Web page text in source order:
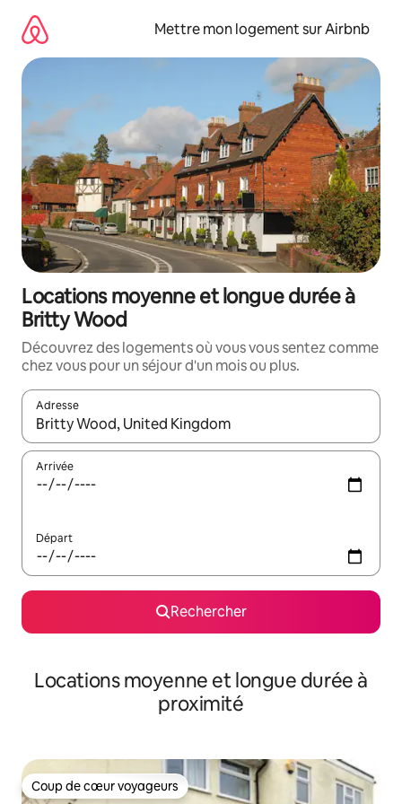
directement
contenu
Mettre mon logement sur Airbnb
Locations moyenne et longue durée à
Britty Wood
Découvrez des logements où vous vous sentez comme
chez vous pour un séjour d'un mois ou plus.
Adresse
Lorsque les résultats s'affichent, utilisez les flèches vers le
Arrivée
Départ
Rechercher
Locations moyenne et longue durée à
proximité
Coup de cœur voyageurs
Coup de cœur voyageurs